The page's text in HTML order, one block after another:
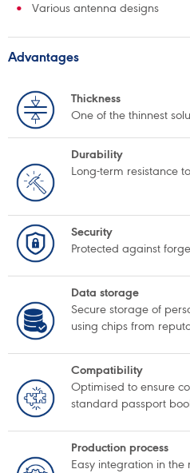
Various antenna designs
Advantages
Thickness
One of the thinnest
Durability
Long-term resistance
Security
Protected against
Data storage
Secure storage of
using chips from
Compatibility
Optimised to ensure
standard passport
Production process
Easy integration in